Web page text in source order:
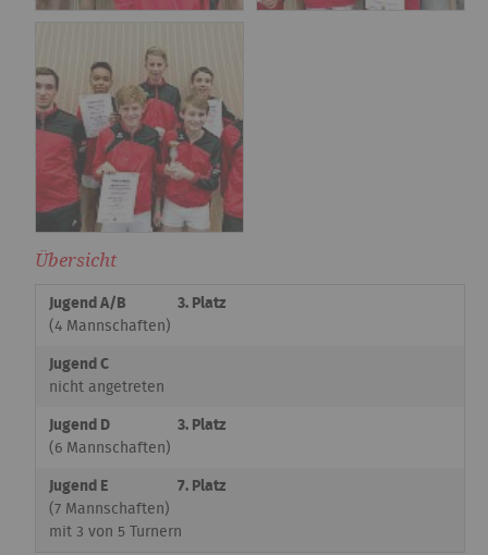
Übersicht
Jugend A/B
3. Platz
(4 Mannschaften)
Jugend C
nicht angetreten
Jugend D
3. Platz
(6 Mannschaften)
Jugend E
7. Platz
(7 Mannschaften)
mit 3 von 5 Turnern